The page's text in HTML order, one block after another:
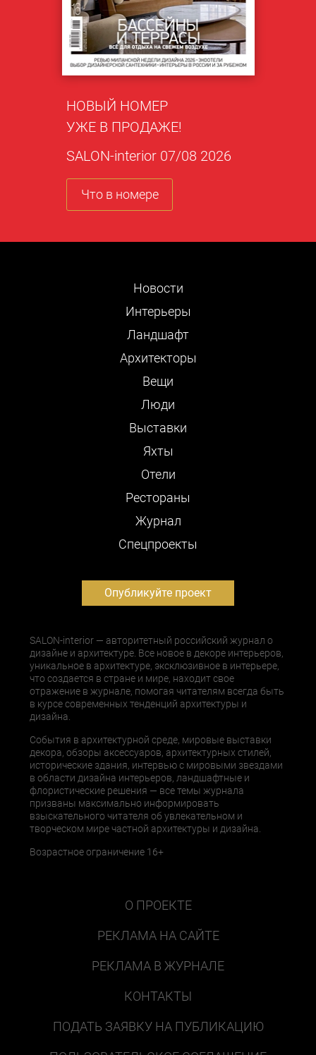
НОВЫЙ НОМЕР
УЖЕ В ПРОДАЖЕ!
SALON-interior 07/08 2026
Что в номере
Новости
Интерьеры
Ландшафт
Архитекторы
Вещи
Люди
Выставки
Яхты
Отели
Рестораны
Журнал
Cпецпроекты
Опубликуйте проект
SALON-interior — авторитетный российский журнал о
дизайне и архитектуре. Все новое в декоре интерьеров,
уникальное в архитектуре, эксклюзивное в интерьере,
что создается в стране и мире, находит свое
отражение в журнале, помогая читателям всегда быть
в курсе современных тенденций архитектуры и
дизайна.
События в архитектурной среде, мировые выставки
декора, обзоры аксессуаров, архитектурных стилей,
исторические здания, интервью с мировыми звездами
в области дизайна интерьеров, ландшафтные и
флористические решения — все темы журнала
призваны максимально информировать
взыскательного читателя об увлекательном и
творческом мире частной архитектуры и дизайна.
Возрастное ограничение 16+
О ПРОЕКТЕ
РЕКЛАМА НА САЙТЕ
РЕКЛАМА В ЖУРНАЛЕ
КОНТАКТЫ
ПОДАТЬ ЗАЯВКУ НА ПУБЛИКАЦИЮ